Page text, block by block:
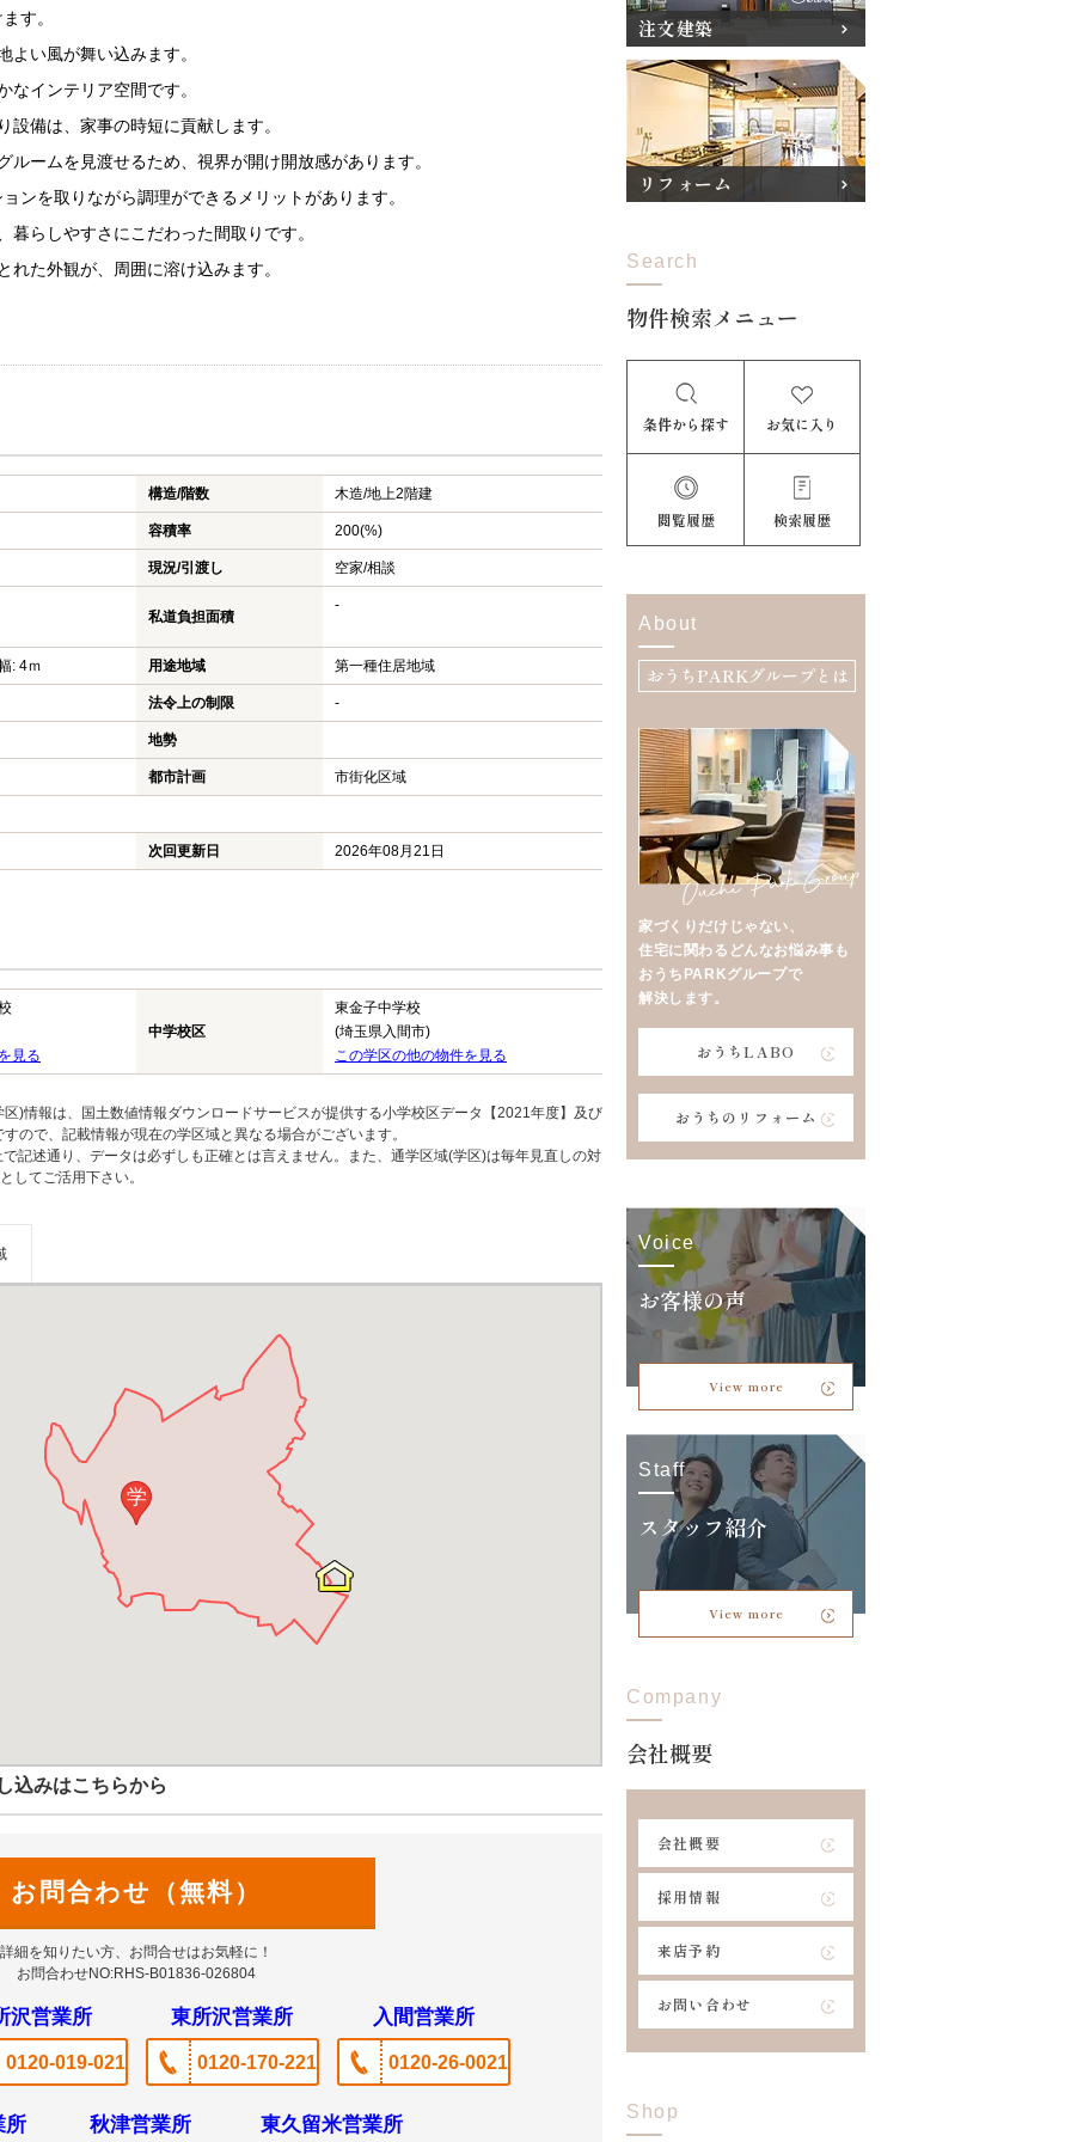
す。
よい風が舞い込みます。
なインテリア空間です。
設備は、家事の時短に貢献します。
ルームを見渡せるため、視界が開け開放感があります。
ンを取りながら調理ができるメリットがあります。
暮らしやすさにこだわった間取りです。
れた外観が、周囲に溶け込みます。
構造/階数 木造/地上2階建
容積率 200(%)
現況/引渡し 空家/相談
私道負担面積
-
: 4ｍ 用途地域 第一種住居地域
法令上の制限 -
地勢
都市計画 市街化区域
次回更新日 2026年08月21日
見る
中学校区
東金子中学校
(埼玉県入間市)
この学区の他の物件を見る
)情報は、国土数値情報ダウンロードサービスが提供する小学校区データ【2021年度】及び
ので、記載情報が現在の学区域と異なる場合がございます。
記述通り、データは必ずしも正確とは言えません。また、通学区域(学区)は毎年見直しの対
してご活用下さい。
学
込みはこちらから
お問合わせ（無料）
詳細を知りたい方、お問合せはお気軽に！
お問合わせNO:RHS-B01836-026804
沢営業所
0120-019-021
東所沢営業所
0120-170-221
入間営業所
0120-26-0021
所 秋津営業所 東久留米営業所
注文建築
リフォーム
Search
物件検索メニュー
条件から探す お気に入り
閲覧履歴 検索履歴
About
おうちPARKグループとは
家づくりだけじゃない、
住宅に関わるどんなお悩み事も
おうちPARKグループで
解決します。
おうちLABO
おうちのリフォーム
Voice
お客様の声
View more
Staff
スタッフ紹介
View more
Company
会社概要
会社概要
採用情報
来店予約
お問い合わせ
Shop